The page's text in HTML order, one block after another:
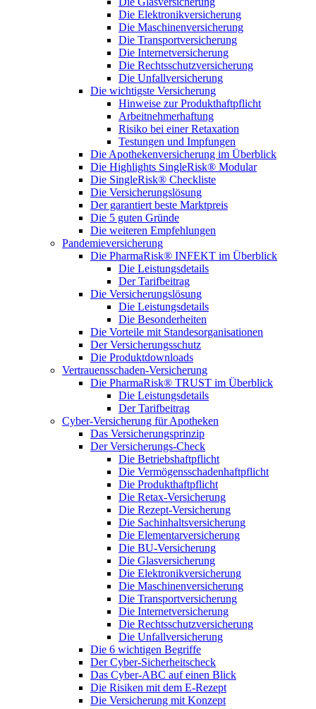
Die Elektronikversicherung
Die Maschinenversicherung
Die Transportversicherung
Die Internetversicherung
Die Rechtsschutzversicherung
Die Unfallversicherung
Die wichtigste Versicherung
Hinweise zur Produkthaftpflicht
Arbeitnehmerhaftung
Risiko bei einer Retaxation
Testungen und Impfungen
Die Apothekenversicherung im Überblick
Die Highlights SingleRisk® Modular
Die SingleRisk® Checkliste
Die Versicherungslösung
Der garantiert beste Marktpreis
Die 5 guten Gründe
Die weiteren Empfehlungen
Pandemieversicherung
Die PharmaRisk® INFEKT im Überblick
Die Leistungsdetails
Der Tarifbeitrag
Die Versicherungslösung
Die Leistungsdetails
Die Besonderheiten
Die Vorteile mit Standesorganisationen
Der Versicherungsschutz
Die Produktdownloads
Vertrauensschaden-Versicherung
Die PharmaRisk® TRUST im Überblick
Die Leistungsdetails
Der Tarifbeitrag
Cyber-Versicherung für Apotheken
Das Versicherungsprinzip
Der Versicherungs-Check
Die Betriebshaftpflicht
Die Vermögensschadenhaftpflicht
Die Produkthaftpflicht
Die Retax-Versicherung
Die Rezept-Versicherung
Die Sachinhaltsversicherung
Die Elementarversicherung
Die BU-Versicherung
Die Glasversicherung
Die Elektronikversicherung
Die Maschinenversicherung
Die Transportversicherung
Die Internetversicherung
Die Rechtsschutzversicherung
Die Unfallversicherung
Die 6 wichtigen Begriffe
Der Cyber-Sicher­heits­check
Das Cyber-ABC auf einen Blick
Die Risiken mit dem E-Rezept
Die Versicherung mit Konzept